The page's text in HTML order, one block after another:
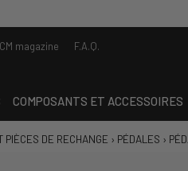
CM magazine
F.A.Q.
COMPOSANTS ET ACCESSOIRES
PIÈCES DE RECHANGE › PÉDALES ›